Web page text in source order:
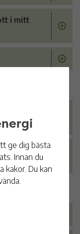
i mitt
ge dig bästa
Innan du
kakor. Du kan